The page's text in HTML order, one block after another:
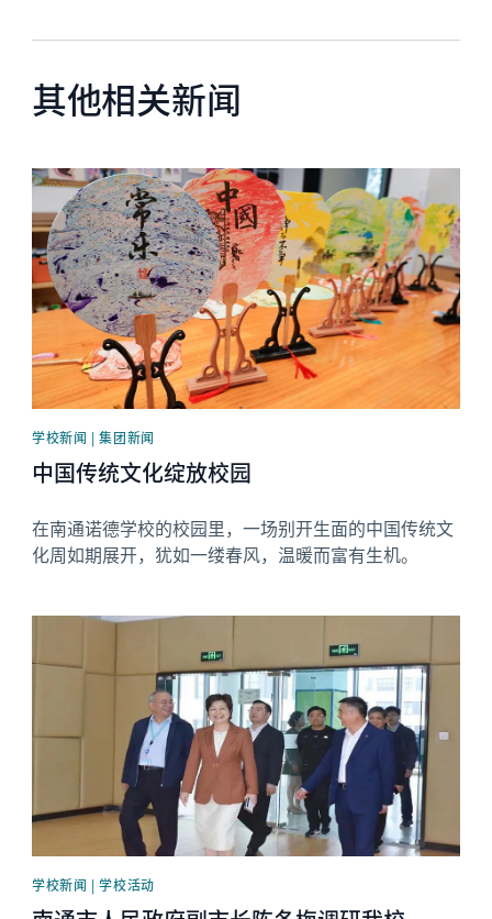
其他相关新闻
News image
学校新闻 | 集团新闻
中国传统文化绽放校园
在南通诺德学校的校园里，一场别开生面的中国传统文
化周如期展开，犹如一缕春风，温暖而富有生机。
News image
学校新闻 | 学校活动